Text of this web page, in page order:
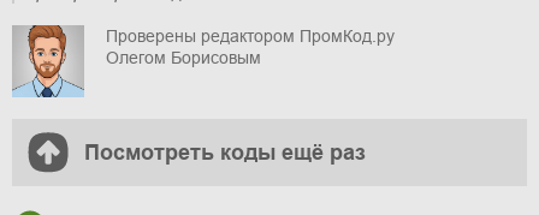
Проверены редактором ПромКод.ру
Олегом Борисовым
Посмотреть коды ещё раз